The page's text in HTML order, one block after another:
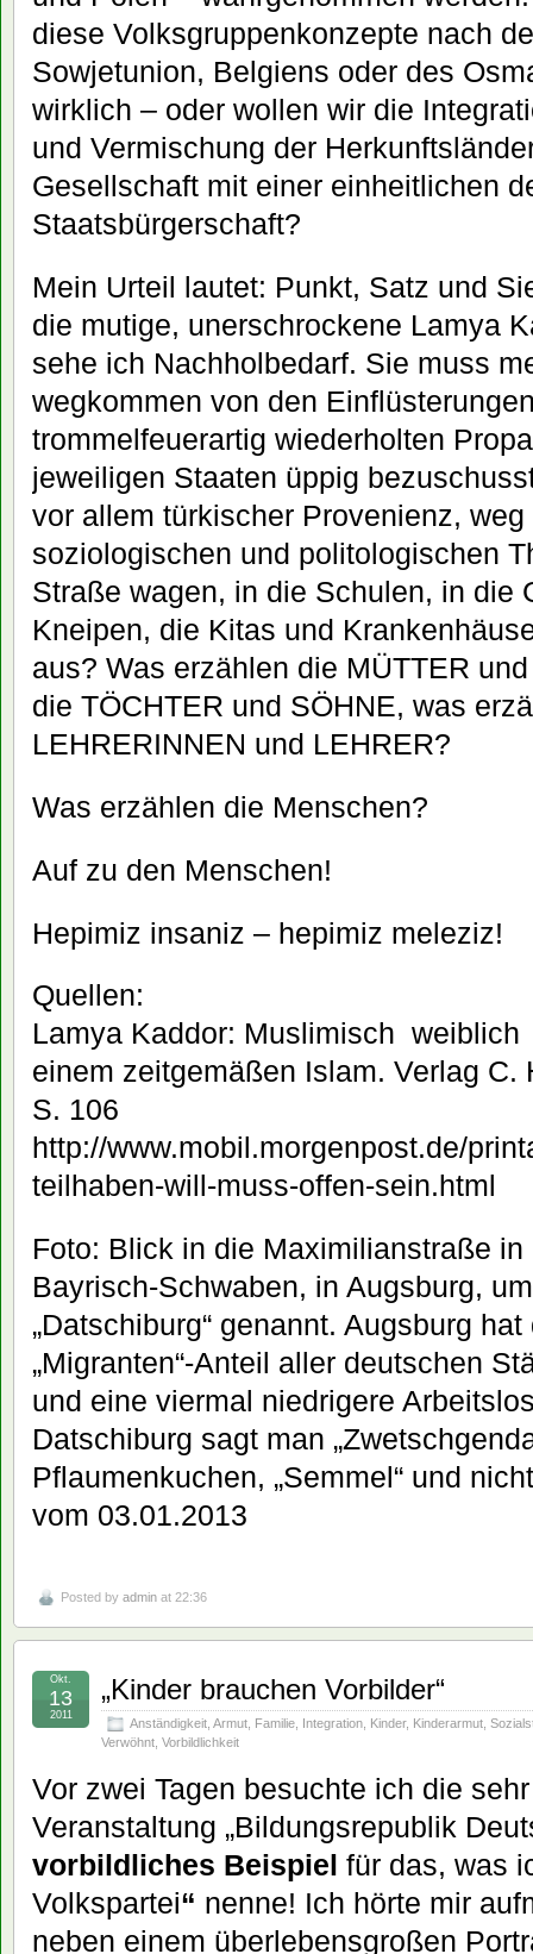
diese Volksgruppenkonzepte nach
Sowjetunion, Belgiens oder des
wirklich – oder wollen wir die
und Vermischung der
Gesellschaft mit einer einheitlichen
Staatsbürgerschaft?
Mein Urteil lautet: Punkt, Satz und
die mutige, unerschrockene Lamya
sehe ich Nachholbedarf. Sie muss
wegkommen von den
trommelfeuerartig wiederholten
jeweiligen Staaten üppig
vor allem türkischer Provenienz,
soziologischen und politologischen
Straße wagen, in die Schulen, in die
Kneipen, die Kitas und
aus? Was erzählen die MÜTTER
die TÖCHTER und SÖHNE, was
LEHRERINNEN und LEHRER?
Was erzählen die Menschen?
Auf zu den Menschen!
Hepimiz insaniz – hepimiz meleziz!
Quellen:
Lamya Kaddor: Muslimisch  weiblich
einem zeitgemäßen Islam. Verlag C.
S. 106
http://www.mobil.morgenpost.de/
teilhaben-will-muss-offen-sein.html
Foto: Blick in die Maximilianstraße
Bayrisch-Schwaben, in Augsburg,
„Datschiburg“ genannt. Augsburg
„Migranten“-Anteil aller deutschen
und eine viermal niedrigere
Datschiburg sagt man
Pflaumenkuchen, „Semmel“ und
vom 03.01.2013
Posted by admin at 22:36
„Kinder brauchen Vorbilder“
Anständigkeit Armut Familie Integration Kinder, Kinderarmut
Verwöhnt Vorbildlichkeit
Okt.
13
2011
Vor zwei Tagen besuchte ich die
Veranstaltung „Bildungsrepublik
vorbildliches Beispiel für das, was
Volkspartei“ nenne! Ich hörte mir
neben einem überlebensgroßen